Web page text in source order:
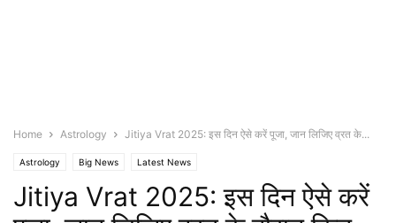
Home Astrology Jitiya Vrat 2025: इस दिन ऐसे करें पूजा, जान लिजिए व्रत के...
Astrology Big News Latest News
Jitiya Vrat 2025: इस दिन ऐसे करें